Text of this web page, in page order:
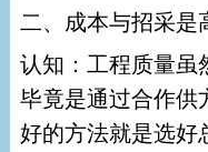
二、成本与招采是
认知：工程质量虽
毕竟是通过合作供
好的方法就是选好